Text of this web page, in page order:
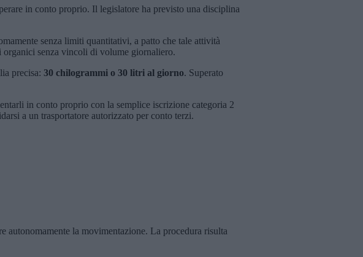
in conto proprio. Il legislatore ha previsto una disciplina
senza limiti quantitativi, a patto che tale attività
organici senza vincoli di volume giornaliero.
precisa: 30 chilogrammi o 30 litri al giorno. Superato
in conto proprio con la semplice iscrizione categoria 2
a un trasportatore autorizzato per conto terzi.
autonomamente la movimentazione. La procedura risulta